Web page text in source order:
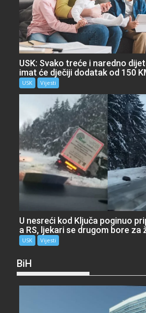
USK: Svako treće i naredno
imat će dječiji dodatak od 150
USK Vijesti
U nesreći kod Ključa poginuo
a RS, ljekari se drugom bore za
USK Vijesti
BiH